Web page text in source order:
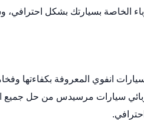
الخاصة بسيارتك بشكل احترافي،
انفوي المعروفة بكفاءتها
سيارات مرسيدس من حل جميع